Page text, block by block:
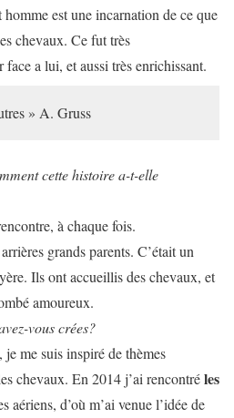
est une incarnation de ce que
chevaux. Ce fut très
a lui, et aussi très enrichissant.
» A. Gruss
cette histoire a-t-elle
à chaque fois.
grands parents. C’était un
Ils ont accueillis des chevaux, et
amoureux.
vous crées?
je me suis inspiré de thèmes
chevaux. En 2014 j’ai rencontréles
aériens, d’où m’ai venue l’idée de